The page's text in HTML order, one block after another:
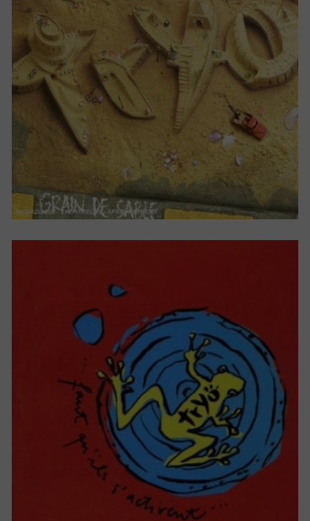
GRAIN DE SABLE
FAUT QU’ILS S’ACTIVENT